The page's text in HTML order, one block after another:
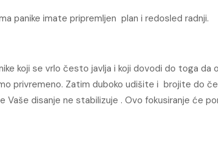
panike imate pripremljen plan i redosled radnji.
koji se vrlo često javlja i koji dovodi do toga
privremeno. Zatim duboko udišite i brojite do
disanje ne stabilizuje . Ovo fokusiranje će